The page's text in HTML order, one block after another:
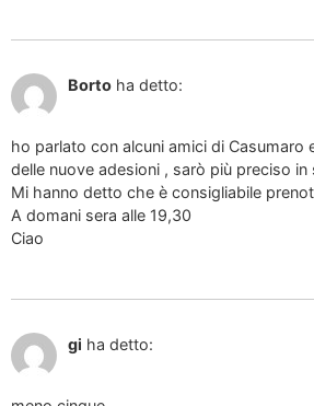
Borto ha detto:
ho parlato con alcuni amici di Casumaro
delle nuove adesioni , sarò più preciso in
Mi hanno detto che è consigliabile
A domani sera alle 19,30
Ciao
gi ha detto: